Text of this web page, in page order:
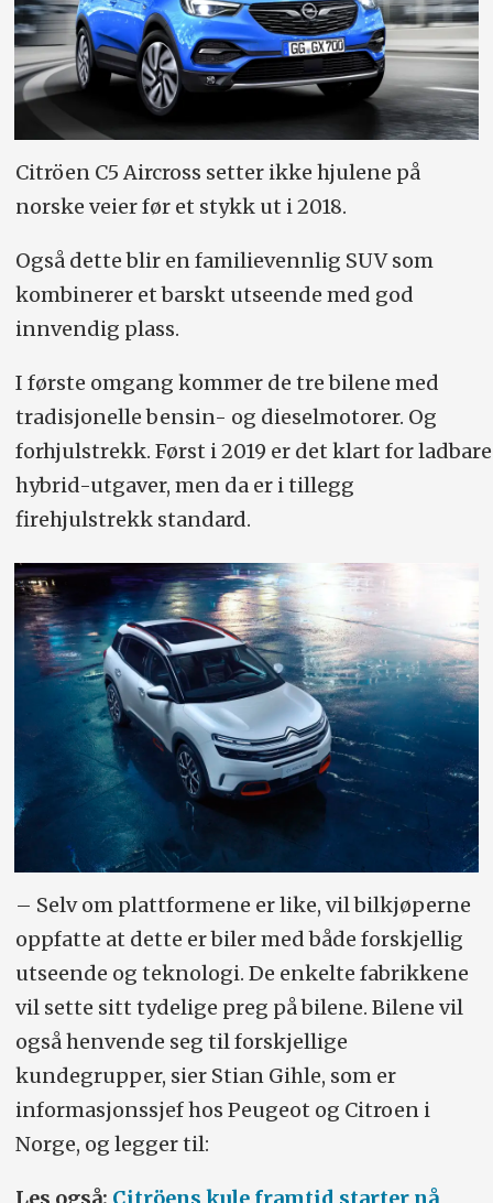
Citröen C5 Aircross setter ikke hjulene på
norske veier før et stykk ut i 2018.
Også dette blir en familievennlig SUV som
kombinerer et barskt utseende med god
innvendig plass.
I første omgang kommer de tre bilene med
tradisjonelle bensin- og dieselmotorer. Og
forhjulstrekk. Først i 2019 er det klart for ladbare
hybrid-utgaver, men da er i tillegg
firehjulstrekk standard.
– Selv om plattformene er like, vil bilkjøperne
oppfatte at dette er biler med både forskjellig
utseende og teknologi. De enkelte fabrikkene
vil sette sitt tydelige preg på bilene. Bilene vil
også henvende seg til forskjellige
kundegrupper, sier Stian Gihle, som er
informasjonssjef hos Peugeot og Citroen i
Norge, og legger til: